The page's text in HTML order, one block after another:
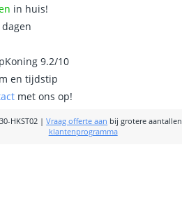
in huis!
9.2/10
en tijdstip
met ons op!
HKST02 |Vraag offerte aan bij grotere aantallen
klantenprogramma